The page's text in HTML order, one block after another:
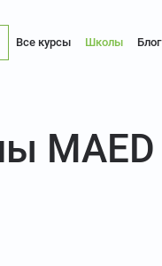
Все курсы Школы Блог
MAED